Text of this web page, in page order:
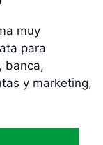
muy
para
banca,
y marketing,